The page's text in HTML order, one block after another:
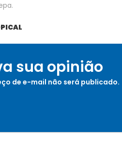
sua opinião
de e-mail não será publicado.